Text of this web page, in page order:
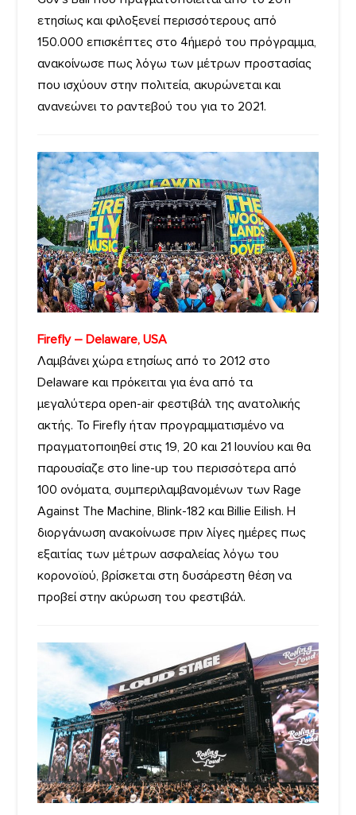
ετησίως και φιλοξενεί περισσότερους από
150.000 επισκέπτες στο 4ήμερό του πρόγραμμα,
ανακοίνωσε πως λόγω των μέτρων προστασίας
που ισχύουν στην πολιτεία, ακυρώνεται και
ανανεώνει το ραντεβού του για το 2021.
Firefly – Delaware, USA
Λαμβάνει χώρα ετησίως από το 2012 στο
Delaware και πρόκειται για ένα από τα
μεγαλύτερα open-air φεστιβάλ της ανατολικής
ακτής. To Firefly ήταν προγραμματισμένο να
πραγματοποιηθεί στις 19, 20 και 21 Ιουνίου και θα
παρουσίαζε στο line-up του περισσότερα από
100 ονόματα, συμπεριλαμβανομένων των Rage
Against The Machine, Blink-182 και Billie Eilish. Η
διοργάνωση ανακοίνωσε πριν λίγες ημέρες πως
εξαιτίας των μέτρων ασφαλείας λόγω του
κορονοϊού, βρίσκεται στη δυσάρεστη θέση να
προβεί στην ακύρωση του φεστιβάλ.